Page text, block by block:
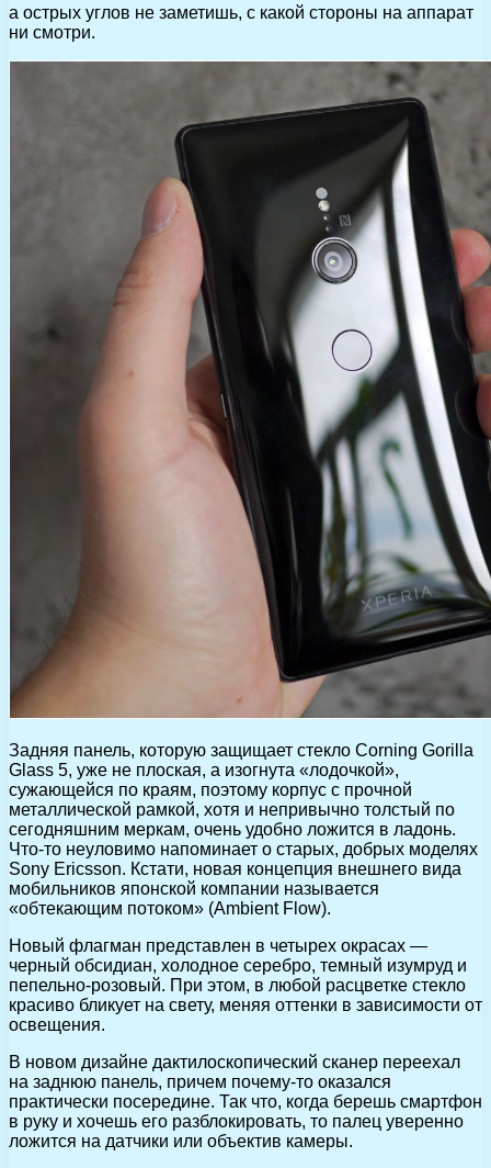
а острых углов не заметишь, с какой стороны на аппарат
ни смотри.
Задняя панель, которую защищает стекло Corning Gorilla
Glass 5, уже не плоская, а изогнута «лодочкой»,
сужающейся по краям, поэтому корпус с прочной
металлической рамкой, хотя и непривычно толстый по
сегодняшним меркам, очень удобно ложится в ладонь.
Что-то неуловимо напоминает о старых, добрых моделях
Sony Ericsson. Кстати, новая концепция внешнего вида
мобильников японской компании называется
«обтекающим потоком» (Ambient Flow).
Новый флагман представлен в четырех окрасах —
черный обсидиан, холодное серебро, темный изумруд и
пепельно-розовый. При этом, в любой расцветке стекло
красиво бликует на свету, меняя оттенки в зависимости от
освещения.
В новом дизайне дактилоскопический сканер переехал
на заднюю панель, причем почему-то оказался
практически посередине. Так что, когда берешь смартфон
в руку и хочешь его разблокировать, то палец уверенно
ложится на датчики или объектив камеры.